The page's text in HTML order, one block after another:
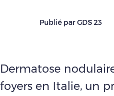
Publié par GDS 23
Dermatose
foyers en Italie, un